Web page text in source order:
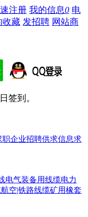
注册 我的信息0 电
收藏 发招聘 网站商
签到。
职企业招聘供求信息求
电气装备用线缆电力
航空|铁路线缆矿用橡套